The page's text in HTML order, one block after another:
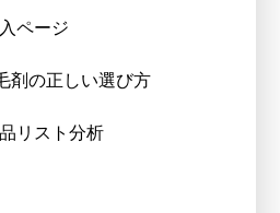
ページ
剤の正しい選び方
リスト分析